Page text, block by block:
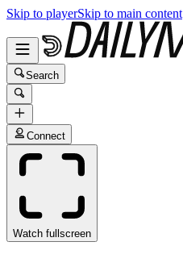
Skip to playerSkip to main content
Search
Connect
Watch fullscreen